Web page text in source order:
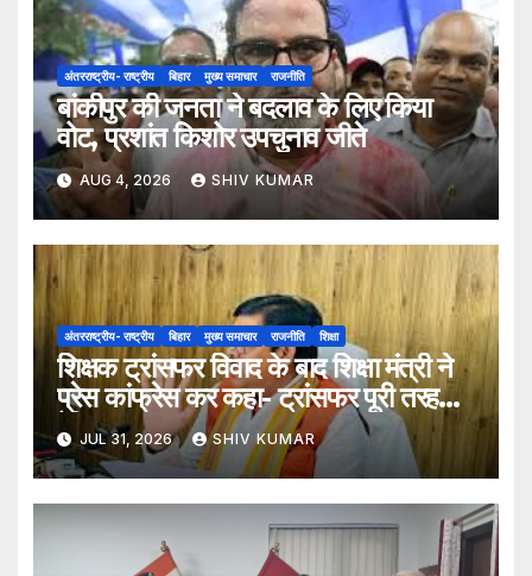
अंतरराष्ट्रीय- राष्ट्रीय बिहार मुख्य समाचार राजनीति
बांकीपुर की जनता ने बदलाव के लिए किया
वोट, प्रशांत किशोर उपचुनाव जीते
AUG 4, 2026 SHIV KUMAR
अंतरराष्ट्रीय- राष्ट्रीय बिहार मुख्य समाचार राजनीति शिक्षा
शिक्षक ट्रांसफर विवाद के बाद शिक्षा मंत्री ने
प्रेस कांफ्रेस कर कहा- ट्रांसफर पूरी तरह
ऐच्छिक
JUL 31, 2026 SHIV KUMAR